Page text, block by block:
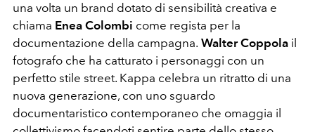
una volta un brand dotato di sensibilità creativa e
chiama Enea Colombi come regista per la
documentazione della campagna. Walter Coppola il
fotografo che ha catturato i personaggi con un
perfetto stile street. Kappa celebra un ritratto di una
nuova generazione, con uno sguardo
documentaristico contemporaneo che omaggia il